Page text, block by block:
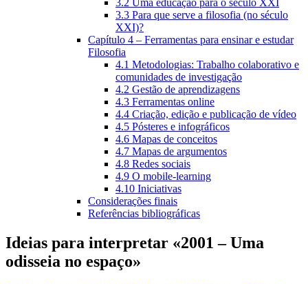
3.2 Uma educação para o século XXI
3.3 Para que serve a filosofia (no século
XXI)?
Capítulo 4 – Ferramentas para ensinar e estudar
Filosofia
4.1 Metodologias: Trabalho colaborativo e
comunidades de investigação
4.2 Gestão de aprendizagens
4.3 Ferramentas online
4.4 Criação, edição e publicação de vídeo
4.5 Pósteres e infográficos
4.6 Mapas de conceitos
4.7 Mapas de argumentos
4.8 Redes sociais
4.9 O mobile-learning
4.10 Iniciativas
Considerações finais
Referências bibliográficas
Ideias para interpretar «2001 – Uma
odisseia no espaço»